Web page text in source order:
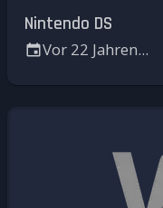
Nintendo DS
Vor 22 Jahren...